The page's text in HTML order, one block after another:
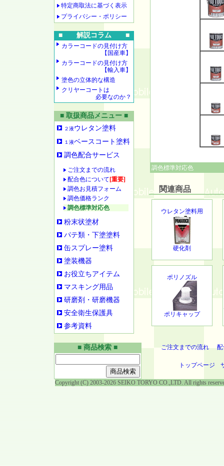
調色標準対応色
関連商品
ウレタン塗料用
硬化剤
ポリノズル
ポリキャップ
ご注文までの流れ
トップページ
特定商取法に基づく表示
プライバシー・ポリシー
■ 解説コラム ■
カラーコードの見付け方
【国産車】
カラーコードの見付け方
【輸入車】
塗色の立体的な構造
クリヤーコートは
必要なのか？
■ 取扱商品メニュー ■
２液ウレタン塗料
１液ベースコート塗料
調色配合サービス
ご注文までの流れ
配合色について [重要]
調色お見積フォーム
調色価格ランク
調色標準対応色
粉末状塗材
パテ類・下塗塗料
缶スプレー塗料
塗装機器
お役立ちアイテム
マスキング用品
研磨剤・研磨機器
安全衛生保護具
参考資料
■ 商品検索 ■
Copyright (C) 2003-2026 SEIKO TORYO CO.,LTD. All rights